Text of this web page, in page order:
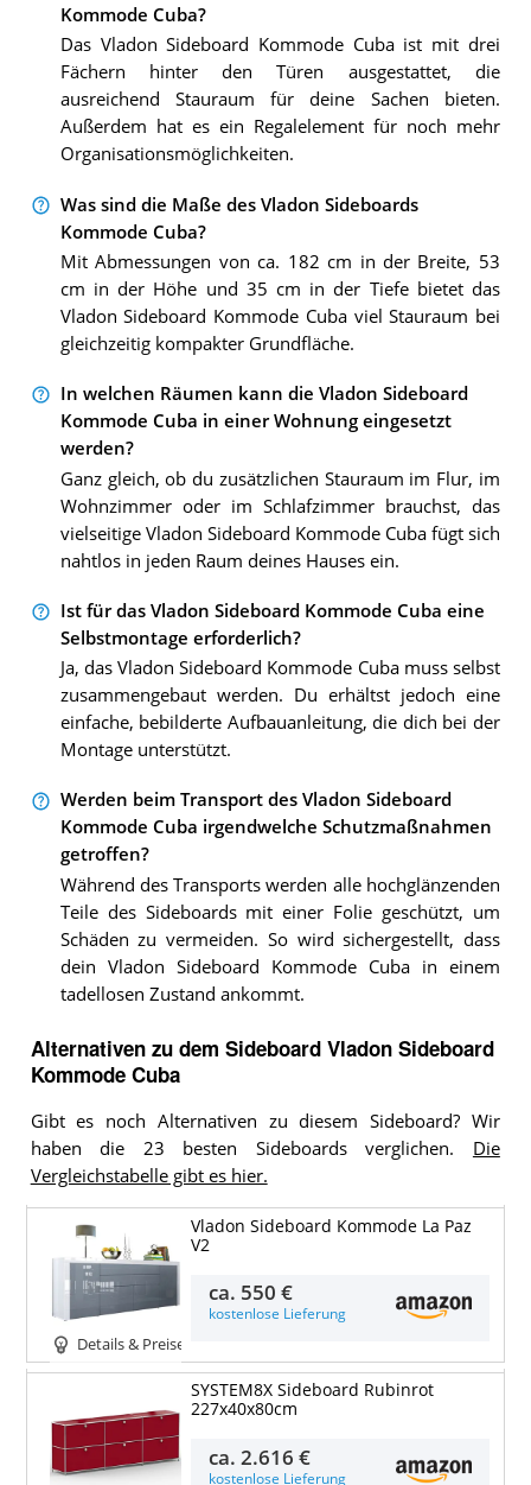
Kommode Cuba?
Das Vladon Sideboard Kommode Cuba ist mit drei
Fächern hinter den Türen ausgestattet, die
ausreichend Stauraum für deine Sachen bieten.
Außerdem hat es ein Regalelement für noch mehr
Organisationsmöglichkeiten.
Was sind die Maße des Vladon Sideboards
Kommode Cuba?
Mit Abmessungen von ca. 182 cm in der Breite, 53
cm in der Höhe und 35 cm in der Tiefe bietet das
Vladon Sideboard Kommode Cuba viel Stauraum bei
gleichzeitig kompakter Grundfläche.
In welchen Räumen kann die Vladon Sideboard
Kommode Cuba in einer Wohnung eingesetzt
werden?
Ganz gleich, ob du zusätzlichen Stauraum im Flur, im
Wohnzimmer oder im Schlafzimmer brauchst, das
vielseitige Vladon Sideboard Kommode Cuba fügt sich
nahtlos in jeden Raum deines Hauses ein.
Ist für das Vladon Sideboard Kommode Cuba eine
Selbstmontage erforderlich?
Ja, das Vladon Sideboard Kommode Cuba muss selbst
zusammengebaut werden. Du erhältst jedoch eine
einfache, bebilderte Aufbauanleitung, die dich bei der
Montage unterstützt.
Werden beim Transport des Vladon Sideboard
Kommode Cuba irgendwelche Schutzmaßnahmen
getroffen?
Während des Transports werden alle hochglänzenden
Teile des Sideboards mit einer Folie geschützt, um
Schäden zu vermeiden. So wird sichergestellt, dass
dein Vladon Sideboard Kommode Cuba in einem
tadellosen Zustand ankommt.
Alternativen zu dem Sideboard Vladon Sideboard
Kommode Cuba
Gibt es noch Alternativen zu diesem Sideboard? Wir
haben die 23 besten Sideboards verglichen. Die
Vergleichstabelle gibt es hier.
Details & Preise
Vladon Sideboard Kommode La Paz
V2
ca. 550 €
kostenlose Lieferung
SYSTEM8X Sideboard Rubinrot
227x40x80cm
ca.2.616 €
kostenlose Lieferung